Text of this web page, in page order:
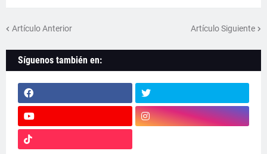
Artículo Anterior Artículo Siguiente
Síguenos también en: